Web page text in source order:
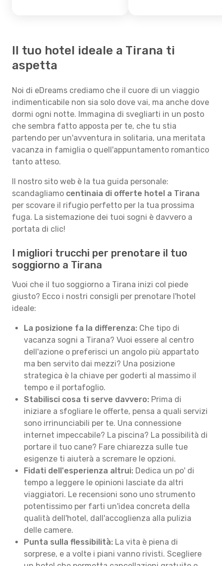
Il tuo hotel ideale a Tirana ti
aspetta
Noi di eDreams crediamo che il cuore di un viaggio
indimenticabile non sia solo dove vai, ma anche dove
dormi ogni notte. Immagina di svegliarti in un posto
che sembra fatto apposta per te, che tu stia
partendo per un'avventura in solitaria, una meritata
vacanza in famiglia o quell'appuntamento romantico
tanto atteso.
Il nostro sito web è la tua guida personale:
scandagliamo centinaia di offerte hotel a Tirana
per scovare il rifugio perfetto per la tua prossima
fuga. La sistemazione dei tuoi sogni è davvero a
portata di clic!
I migliori trucchi per prenotare il tuo
soggiorno a Tirana
Vuoi che il tuo soggiorno a Tirana inizi col piede
giusto? Ecco i nostri consigli per prenotare l'hotel
ideale:
La posizione fa la differenza: Che tipo di
vacanza sogni a Tirana? Vuoi essere al centro
dell'azione o preferisci un angolo più appartato
ma ben servito dai mezzi? Una posizione
strategica è la chiave per goderti al massimo il
tempo e il portafoglio.
Stabilisci cosa ti serve davvero: Prima di
iniziare a sfogliare le offerte, pensa a quali servizi
sono irrinunciabili per te. Una connessione
internet impeccabile? La piscina? La possibilità di
portare il tuo cane? Fare chiarezza sulle tue
esigenze ti aiuterà a scremare le opzioni.
Fidati dell'esperienza altrui: Dedica un po' di
tempo a leggere le opinioni lasciate da altri
viaggiatori. Le recensioni sono uno strumento
potentissimo per farti un'idea concreta della
qualità dell'hotel, dall'accoglienza alla pulizia
delle camere.
Punta sulla flessibilità: La vita è piena di
sorprese, e a volte i piani vanno rivisti. Scegliere